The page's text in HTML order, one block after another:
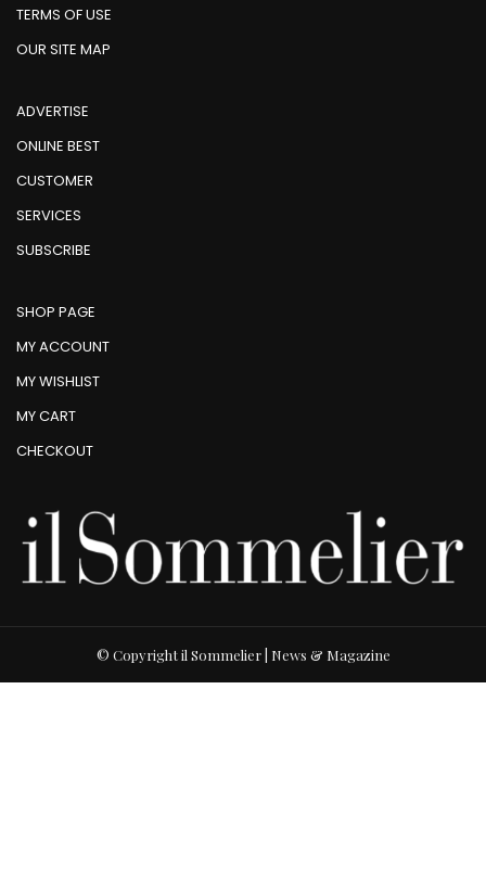
TERMS OF USE
OUR SITE MAP
ADVERTISE
ONLINE BEST
CUSTOMER
SERVICES
SUBSCRIBE
SHOP PAGE
MY ACCOUNT
MY WISHLIST
MY CART
CHECKOUT
© Copyright il Sommelier | News & Magazine